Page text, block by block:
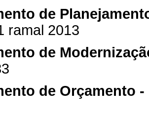
de
ramal 2013
de
de Orçamento -